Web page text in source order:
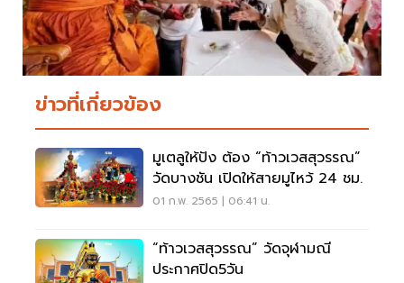
ข่าวที่เกี่ยวข้อง
มูเตลูให้ปัง ต้อง “ท้าวเวสสุวรรณ”
วัดบางชัน เปิดให้สายมูไหว้ 24 ชม.
01 ก.พ. 2565 | 06:41 น.
“ท้าวเวสสุวรรณ” วัดจุฬามณี
ประกาศปิด5วัน